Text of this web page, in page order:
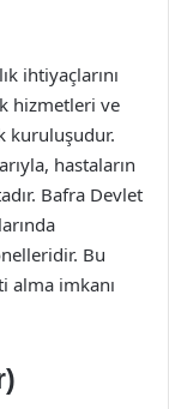
ihtiyaçlarını
hizmetleri ve
kuruluşudur.
hastaların
Bafra Devlet
Bu
alma imkanı